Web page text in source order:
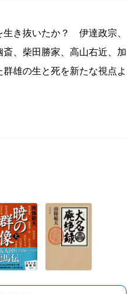
生き抜いたか？ 伊達政宗、
、柴田勝家、高山右近、加
雄の生と死を新たな視点よ